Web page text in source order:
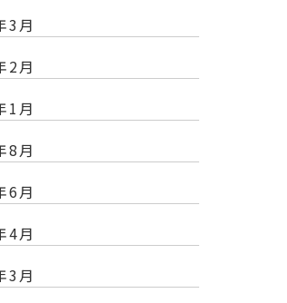
3月
2月
1月
8月
6月
4月
3月